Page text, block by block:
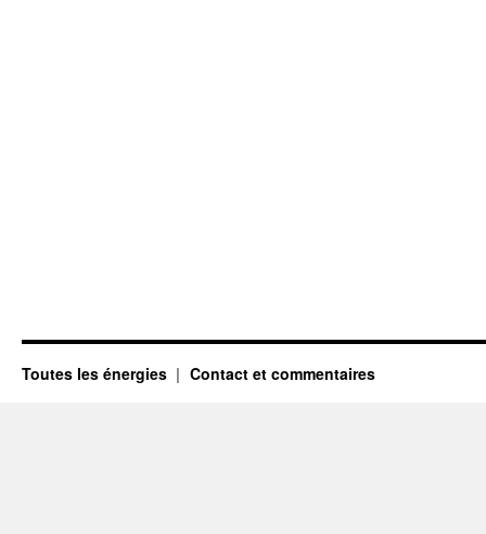
Toutes les énergies Contact et commentaires